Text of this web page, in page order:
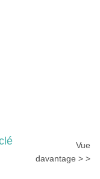
Vue
davantage > >